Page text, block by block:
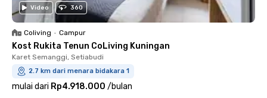
Video 360
Coliving • Campur
Kost Rukita Tenun CoLiving Kuningan
Karet Semanggi, Setiabudi
2.7 km dari menara bidakara 1
mulai dari Rp4.918.000 /bulan